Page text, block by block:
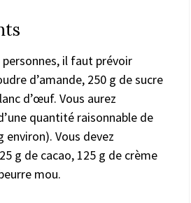
il faut prévoir
d’amande, 250 g de sucre
d’œuf. Vous aurez
quantité raisonnable de
environ). Vous devez
g de cacao, 125 g de crème
mou.